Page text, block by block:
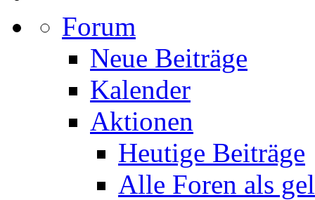
Forum
Neue Beiträge
Kalender
Aktionen
Heutige Beiträge
Alle Foren als